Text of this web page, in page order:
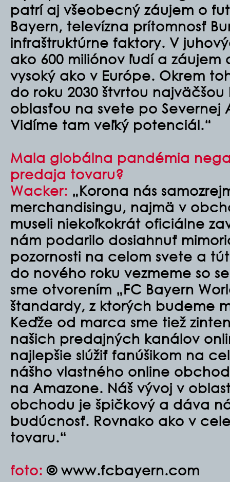
patrí aj všeobecný záujem o
Bayern, televízna prítomnosť
infraštruktúrne faktory. V
ako 600 miliónov ľudí a
vysoký ako v Európe. Okrem
do roku 2030 štvrtou
oblasťou na svete po Severnej
Vidíme tam veľký potenciál.“
Mala globálna pandémia
predaja tovaru?
Wacker: „Korona nás
merchandisingu, najmä v
museli niekoľkokrát oficiálne
nám podarilo dosiahnuť
pozornosti na celom svete a
do nového roku vezmeme so
sme otvorením „FC Bayern
štandardy, z ktorých budeme
Keďže od marca sme tiež
našich predajných kanálov
najlepšie slúžiť fanúšikom na
nášho vlastného online
na Amazone. Náš vývoj v
obchodu je špičkový a dáva
budúcnosť. Rovnako ako v
tovaru.“
foto:© www.fcbayern.com